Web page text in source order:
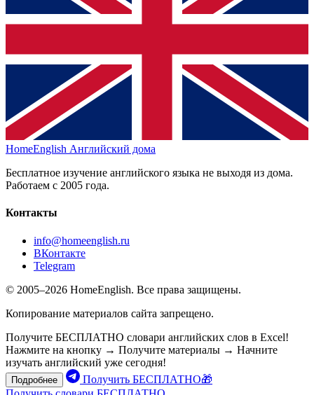
HomeEnglish Английский дома
Бесплатное изучение английского языка не выходя из дома.
Работаем с 2005 года.
Контакты
info@homeenglish.ru
ВКонтакте
Telegram
© 2005–2026 HomeEnglish. Все права защищены.
Копирование материалов сайта запрещено.
Получите БЕСПЛАТНО словари английских слов в Excel!
Нажмите на кнопку → Получите материалы → Начните
изучать английский уже сегодня!
Подробнее
Получить БЕСПЛАТНО🎁